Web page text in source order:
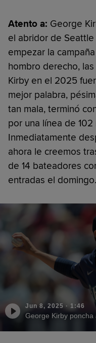
Atento a: George
el abridor de
empezar la
hombro derecho,
Kirby en el 2025
mejor palabra,
tan mala, terminó
por una línea de
Inmediatamente
ahora le creemos
de 14 bateadores
entradas el domingo.
Jun 8, 2025 · 1:46
George Kirby poncha